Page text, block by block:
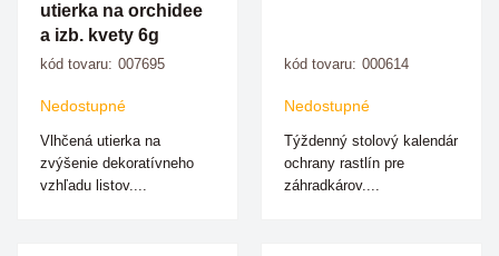
utierka na orchidee
a izb. kvety 6g
kód tovaru: 007695
Nedostupné
Vlhčená utierka na
zvýšenie dekoratívneho
vzhľadu listov....
kód tovaru: 000614
Nedostupné
Týždenný stolový kalendár
ochrany rastlín pre
záhradkárov....